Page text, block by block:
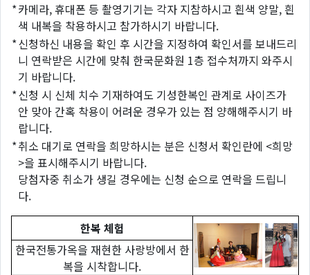
*카메라, 휴대폰 등 촬영기기는 각자 지참하시고 흰색 양말, 흰
색 내복을 착용하시고 참가하시기 바랍니다.
*신청하신 내용을 확인 후 시간을 지정하여 확인서를 보내드리
니 연락받은 시간에 맞춰 한국문화원 1층 접수처까지 와주시
기 바랍니다.
*신청 시 신체 치수 기재하여도 기성한복인 관계로 사이즈가
안 맞아 간혹 착용이 어려운 경우가 있는 점 양해해주시기 바
랍니다.
*취소 대기로 연락을 희망하시는 분은 신청서 확인란에 <희망
>을 표시해주시기 바랍니다.
당첨자중 취소가 생길 경우에는 신청 순으로 연락을 드립니
다.
한복 체험
한국전통가옥을 재현한 사랑방에서 한
복을 시착합니다.